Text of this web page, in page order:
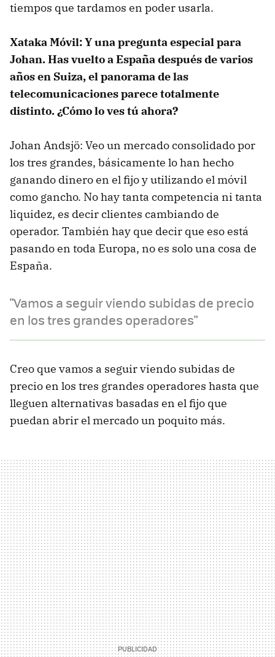
tiempos que tardamos en poder usarla.
Xataka Móvil: Y una pregunta especial para
Johan. Has vuelto a España después de varios
años en Suiza, el panorama de las
telecomunicaciones parece totalmente
distinto. ¿Cómo lo ves tú ahora?
Johan Andsjö: Veo un mercado consolidado por
los tres grandes, básicamente lo han hecho
ganando dinero en el fijo y utilizando el móvil
como gancho. No hay tanta competencia ni tanta
liquidez, es decir clientes cambiando de
operador. También hay que decir que eso está
pasando en toda Europa, no es solo una cosa de
España.
"Vamos a seguir viendo subidas de precio
en los tres grandes operadores"
Creo que vamos a seguir viendo subidas de
precio en los tres grandes operadores hasta que
lleguen alternativas basadas en el fijo que
puedan abrir el mercado un poquito más.